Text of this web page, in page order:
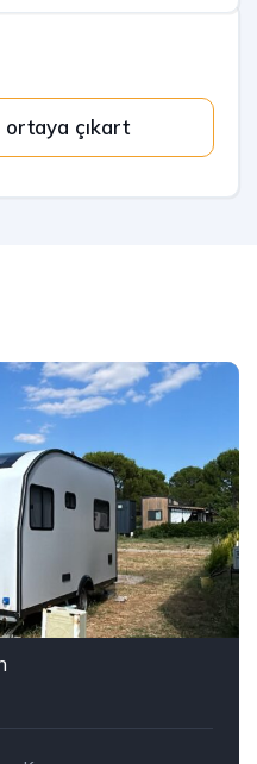
053 *** *** ortaya çıkart